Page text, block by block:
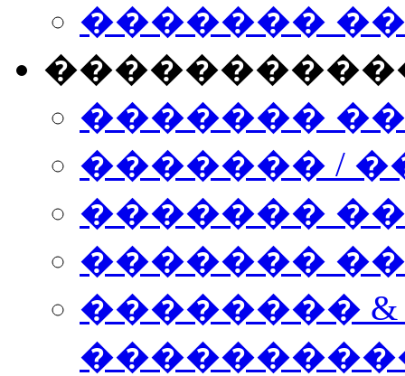
�������
�������
������� /
�������
������� ���
��������